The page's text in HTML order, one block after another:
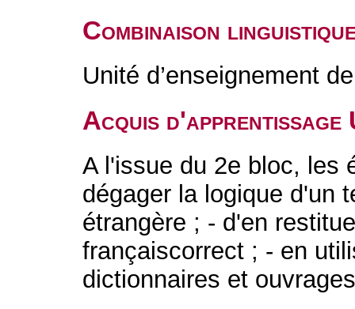
Combinaison
Unité d’enseignement
Acquis d'apprentissage
A l'issue du 2e bloc, les
dégager la logique d'un
étrangère ; - d'en
françaiscorrect ; - en
dictionnaires et